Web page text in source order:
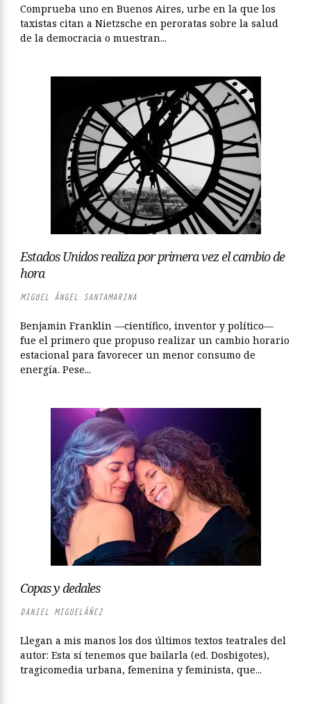
Comprueba uno en Buenos Aires, urbe en la que los
taxistas citan a Nietzsche en peroratas sobre la salud
de la democracia o muestran...
Estados Unidos realiza por primera vez el cambio de
hora
MIGUEL ÁNGEL SANTAMARINA
Benjamin Franklin —científico, inventor y político—
fue el primero que propuso realizar un cambio horario
estacional para favorecer un menor consumo de
energía. Pese...
Copas y dedales
DANIEL MIGUELÁÑEZ
Llegan a mis manos los dos últimos textos teatrales del
autor: Esta sí tenemos que bailarla (ed. Dosbigotes),
tragicomedia urbana, femenina y feminista, que...